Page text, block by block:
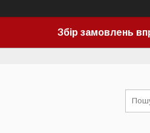
Збір замовлень